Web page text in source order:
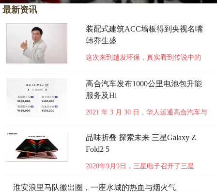
最新资讯
装配式建筑ACC墙板得到央视名嘴
韩乔生盛
这次来到越发环保，真实看到传说中的
视名嘴韩乔生受邀参观广州越发环保科技
有限公司（以下简称越发环保），接触到
旗下ACC墙板从生产、设计、安装的一系
列过程，他不禁这么感叹。 越发环保是
高合汽车发布1000公里电池包升能
服务及Hi
2021 年 3 月 30 日，华人运通高合汽车与
车服务体验及量产新配置发布会，开启破
晓新世界。全球首款可进化超跑 SUV 高
合 HiPhiX 正式发布性能版 6 座、豪华版
6 座、旗舰版 6 座、旗舰版 4 座四款新配
品味折叠 探索未来 三星Galaxy Z
Fold2 5
2020年9月9日，三星电子召开了三星
次发布会上，三星电子颠覆了传统的发布
淮安浪里马队徽出圈，一座水城的热血与烟火气